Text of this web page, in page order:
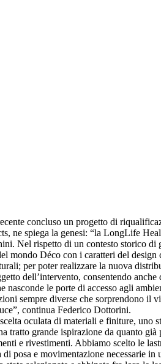
concluso un progetto di
ne spiega la genesi: “la LongLife
Nel rispetto di un contesto storico di
Déco con i caratteri del design
per poter realizzare la nuova
dell’intervento, consentendo
le porte di accesso agli
sempre diverse che sorprendono il
continua Federico Dottorini.
oculata di materiali e finiture, uno
grande ispirazione da quanto
e rivestimenti. Abbiamo scelto le
posa e movimentazione necessarie